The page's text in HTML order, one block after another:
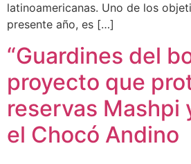
latinoamericanas. Uno de los
presente año, es […]
“Guardines del
proyecto que
reservas Mashpi
el Chocó Andino